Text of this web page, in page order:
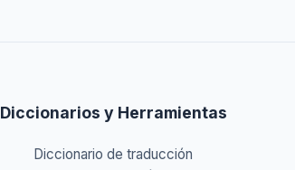
Diccionarios y Herramientas
Diccionario de traducción